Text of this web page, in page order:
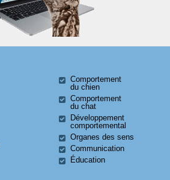
Comportement
du chien
Comportement
du chat
Développement
comportemental
Organes des sens
Communication
Éducation